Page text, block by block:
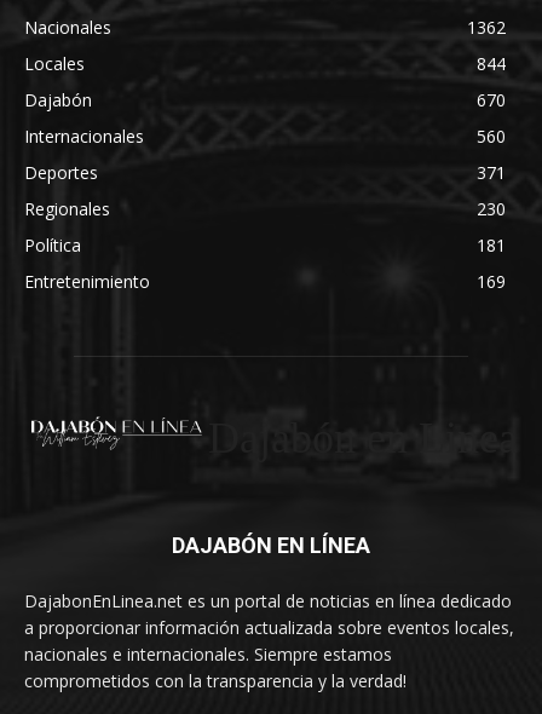
Nacionales
1362
Locales
844
Dajabón
670
Internacionales
560
Deportes
371
Regionales
230
Política
181
Entretenimiento
169
DAJABÓN EN LÍNEA
DajabonEnLinea.net es un portal de noticias en línea dedicado
a proporcionar información actualizada sobre eventos locales,
nacionales e internacionales. Siempre estamos
comprometidos con la transparencia y la verdad!